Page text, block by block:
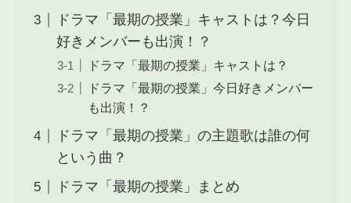
ドラマ「最期の授業」キャストは？今日
好きメンバーも出演！？
ドラマ「最期の授業」キャストは？
ドラマ「最期の授業」今日好きメンバー
も出演！？
ドラマ「最期の授業」の主題歌は誰の何
という曲？
ドラマ「最期の授業」まとめ